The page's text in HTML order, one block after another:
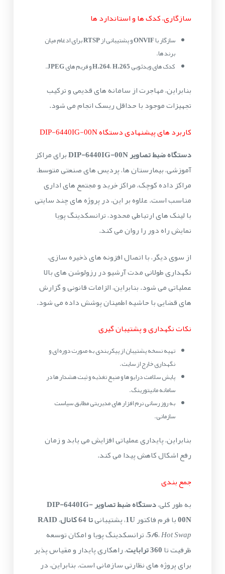
سازگاری، کدک ها و استاندارد ها
سازگار باONVIFو پشتیبانی ازRTSPبرای ادغام میان
برند ها.
کدک های ویدئویی
H.264،H.265 و فریم هایJPEG
.
بنابراین، مهاجرت از سامانه های قدیمی و ترکیب
تجهیزات موجود با حداقل ریسک انجام می شود.
کاربرد های پیشنهادی دستگاه DIP-6440IG-00N
دستگاه ضبط تصاویر DIP-6440IG-00N
برای مراکز
آموزشی، بیمارستان ها، پردیس های صنعتی متوسط،
مراکز داده کوچک، مراکز خرید و مجتمع های اداری
مناسب است. علاوه بر این، در پروژه های چند سایتی
با لینک های ارتباطی محدود، ترانسکدینگ پویا
نمایش راه دور را روان می کند.
از سوی دیگر، با اتصال افزونه های ذخیره سازی،
نگهداری طولانی مدت آرشیو در رزولوشن های بالا
عملیاتی می شود. بنابراین، الزامات قانونی و گزارش
های قضایی با حاشیه اطمینان پوشش داده می شود.
نکات نگهداری و پشتیبان گیری
تهیه نسخه پشتیبان از پیکربندی به صورت دوره ای و
نگهداری خارج از سایت.
پایش سلامت درایو ها و منبع تغذیه و ثبت هشدار ها در
سامانه مانیتورینگ.
به روز رسانی نرم افزار های مدیریتی مطابق سیاست
سازمانی.
بنابراین، پایداری عملیاتی افزایش می یابد و زمان
رفع اشکال کاهش پیدا می کند.
جمع بندی
به طور کلی،
دستگاه ضبط تصاویر DIP-6440IG-
00Nبا فرم فاکتور1U، پشتیبانیتا 64 کانال ،RAID
5/6،Hot Swap
، ترانسکدینگ پویا و امکان توسعه
ظرفیت تا360 ترابایت
، راهکاری پایدار و مقیاس پذیر
برای پروژه های نظارتی سازمانی است. بنابراین، در